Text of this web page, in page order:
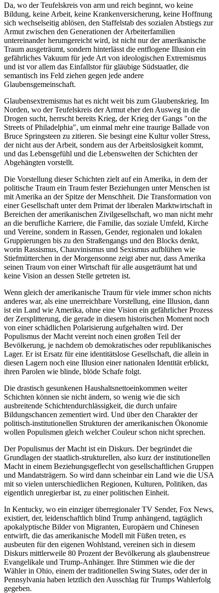
Da, wo der Teufelskreis von arm und reich beginnt, wo keine
Bildung, keine Arbeit, keine Krankenversicherung, keine Hoffnung
sich wechselseitig ablösen, den Staffelstab des sozialen Abstiegs zur
Armut zwischen den Generationen der Arbeiterfamilien
untereinander herumgereicht wird, ist nicht nur der amerikanische
Traum ausgeträumt, sondern hinterlässt die entflogene Illusion ein
gefährliches Vakuum für jede Art von ideologischen Extremismus
und ist vor allem das Einfallstor für gläubige Südstaatler, die
semantisch ins Feld ziehen gegen jede andere
Glaubensgemeinschaft.
Glaubensextremismus hat es nicht weit bis zum Glaubenskrieg. Im
Norden, wo der Teufelskreis der Armut eher den Ausweg in die
Drogen sucht, herrscht bereits Krieg, der Krieg der Gangs "on the
Streets of Philadelphia", um einmal mehr eine traurige Ballade von
Bruce Springsteen zu zitieren. Sie besingt eine Kultur voller Stress,
der nicht aus der Arbeit, sondern aus der Arbeitslosigkeit kommt,
und das Lebensgefühl und die Lebenswelten der Schichten der
Abgehängten vorstellt.
Die Vorstellung dieser Schichten zielt auf ein Amerika, in dem der
politische Traum ein Traum fester Beziehungen unter Menschen ist
mit Amerika an der Spitze der Menschheit. Die Transformation von
einer Gesellschaft unter dem Primat der liberalen Marktwirtschaft in
Bereichen der amerikanischen Zivilgesellschaft, wo man nicht mehr
an die berufliche Karriere, die Familie, das soziale Umfeld, Kirche
und Vereine, sondern in Rassen, Gender, regionalen und lokalen
Gruppierungen bis zu den Straßengangs und den Blocks denkt,
worin Rassismus, Chauvinismus und Sexismus aufblühen wie
Stiefmütterchen in der Morgensonne zeigt aber nur, dass Amerika
seinen Traum von einer Wirtschaft für alle ausgeträumt hat und
keine Vision an dessen Stelle getreten ist.
Wenn gleich der amerikanische Traum für viele immer schon nichts
anderes war, als eine unerreichbare Vorstellung, eine Illusion, dann
ist ein Land wie Amerika, ohne eine Vision ein gefährlicher Prozess
der Zersplitterung, die gerade in diesem historischen Moment noch
von einer schädlichen Polarisierung aufgehalten wird. Der
Populismus der Macht vereint noch einen großen Teil der
Bevölkerung, je nachdem ob demokratisches oder republikanisches
Lager. Er ist Ersatz für eine identitätslose Gesellschaft, die allein in
diesen Lagern noch eine Illusion einer nationalen Identität erblickt,
ihren Parolen wie blinde, blöde Schafe folgt.
Die drastisch gesunkenen Haushaltsnettoeinkommen weiter
Schichten können sie nicht ändern, so wenig wie die sich
ausbreitende Schichtendurchlässigkeit, die durch unfaire
Bildungschancen zementiert wird. Und über den Charakter der
politisch-institutionellen Strukturen der amerikanischen Ökonomie
wollen Populismen gleich welcher Couleur schon nicht sprechen.
Der Populismus der Macht ist ein Diskurs. Der begründet die
Grundlagen der staatlich-strukturellen, also kurz der institutionellen
Macht in einem Beziehungsgeflecht von gesellschaftlichen Gruppen
und Mandatsträgern. So wird dann scheinbar ein Land wie die USA
mit so vielen unterschiedlichen Regionen, Kulturen, Politiken, das
eigentlich unregierbar ist, zu einer politischen Einheit.
In Kentucky, wo ein einziger überregionaler TV Sender, Fox News,
existiert, der, leidenschaftlich blind Trump anhängend, tagtäglich
apokalyptische Bilder von Migranten, Europäern und Chinesen
entwirft, die das amerikanische Modell mit Füßen treten, es
ausbeuten für den eigenen Wohlstand, vereinen sich in diesem
Diskurs mittlerweile 80 Prozent der Bevölkerung als glaubenstreue
Evangelikale und Trump-Anhänger. Ihre Stimmen wie die der
Wähler in Ohio, einem der traditionellen Swing States, oder der in
Pennsylvania haben letztlich den Ausschlag für Trumps Wahlerfolg
gegeben.